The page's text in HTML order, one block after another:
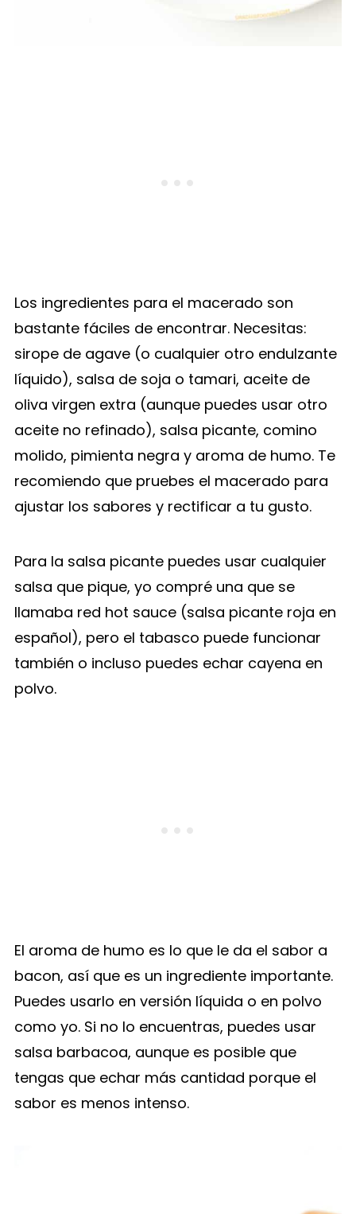
Los ingredientes para el macerado son
bastante fáciles de encontrar. Necesitas:
sirope de agave (o cualquier otro endulzante
líquido), salsa de soja o tamari, aceite de
oliva virgen extra (aunque puedes usar otro
aceite no refinado), salsa picante, comino
molido, pimienta negra y aroma de humo. Te
recomiendo que pruebes el macerado para
ajustar los sabores y rectificar a tu gusto.
Para la salsa picante puedes usar cualquier
salsa que pique, yo compré una que se
llamaba red hot sauce (salsa picante roja en
español), pero el tabasco puede funcionar
también o incluso puedes echar cayena en
polvo.
El aroma de humo es lo que le da el sabor a
bacon, así que es un ingrediente importante.
Puedes usarlo en versión líquida o en polvo
como yo. Si no lo encuentras, puedes usar
salsa barbacoa, aunque es posible que
tengas que echar más cantidad porque el
sabor es menos intenso.